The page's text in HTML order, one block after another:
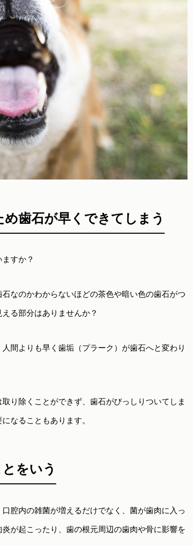
歯石が早くできてしまう
すか？
なのかわからないほどの茶色や暗い色の歯石がつ
る部分はありませんか？
間よりも早く歯垢（プラーク）が歯石へと変わり
り除くことができず、歯石がびっしりついてしま
なることもあります。
をいう
腔内の雑菌が増えるだけでなく、菌が歯肉に入っ
が起こったり、歯の根元周辺の歯肉や骨に影響を